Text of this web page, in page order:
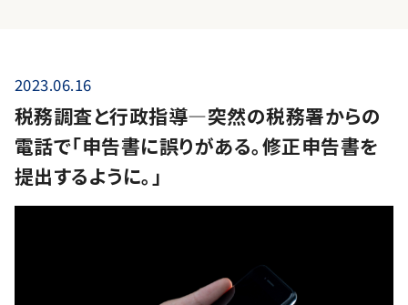
2023.06.16
税務調査と行政指導―突然の税務署からの
電話で「申告書に誤りがある。修正申告書を
提出するように。」